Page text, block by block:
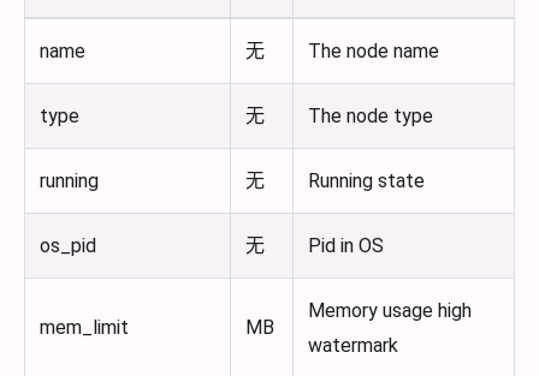
name 无 The node name
type 无 The node type
running 无 Running state
os_pid 无 Pid in OS
mem_limit MB
Memory usage high
watermark